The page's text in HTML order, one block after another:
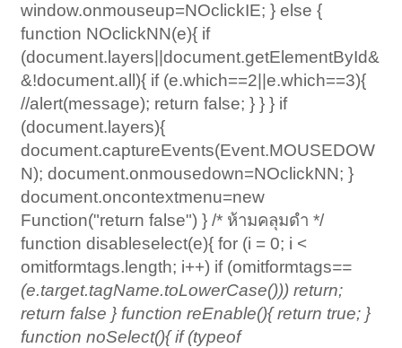
window.onmouseup=NOclickIE; } else {
function NOclickNN(e){ if
(document.layers||document.getElementById&
&!document.all){ if (e.which==2||e.which==3){
//alert(message); return false; } } } if
(document.layers){
document.captureEvents(Event.MOUSEDOW
N); document.onmousedown=NOclickNN; }
document.oncontextmenu=new
Function("return false") } /* ห้ามคลุมดำ */
function disableselect(e){ for (i = 0; i <
omitformtags.length; i++) if (omitformtags==
(e.target.tagName.toLowerCase())) return;
return false } function reEnable(){ return true; }
function noSelect(){ if (typeof